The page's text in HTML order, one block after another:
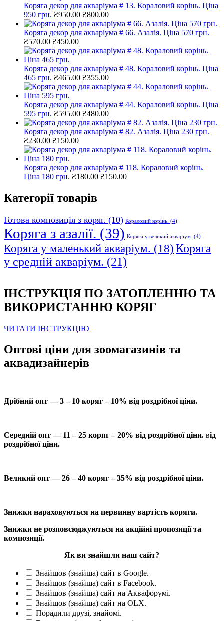
Коряга декор для акваріума # 13. Кораловий корінь. Ціна
950 грн. ₴950.00 Оригінальна
ціна:
₴950.00.
₴800.00Поточна
ціна:
₴800.00.
Коряга декор для акваріума # 66. Азалія. Ціна 570 грн.
₴570.00 Оригінальна
ціна:
₴570.00.
₴450.00Поточна
ціна:
Коряга декор для акваріума # 48. Кораловий корінь. Ціна
465 грн. ₴465.00 Оригінальна
ціна:
₴355.00Поточна
ціна:
Коряга декор для акваріума # 44. Кораловий корінь. Ціна
595 грн. ₴595.00 Оригінальна
ціна:
₴595.00.
₴480.00Поточна
ціна:
₴480.00.
Коряга декор для акваріума # 82. Азалія. Ціна 230 грн.
₴230.00 Оригінальна
ціна:
₴230.00.
₴150.00Поточна
ціна:
Коряга декор для акваріума # 118. Кораловий корінь.
Ціна 180 грн. ₴180.00 Оригінальна
₴150.00Поточна
Категорії товарів
Готова композиція з коряг. (10) Кораловий корінь. (4)
Коряга з азалії. (39) Коряга у великий акваріум. (4)
Коряга у маленький акваріум. (18) Коряга
у средній акваріум. (21)
ІНСТРУКЦІЯ ПО ЗАТОПЛЕННЮ ТА
ВИКОРИСТАННЮ КОРЯГ
ЧИТАТИ ІНСТРУКЦІЮ
Оптові ціни для зоомагазинів та
аквадизайнерів
Дрібний опт — 3 – 10 коряг – 10% від роздрібної ціни.
Середній опт — 11 – 25 коряг – 20% від роздрібної ціни. від
роздрібної ціни.
Великий опт — 26 – 40 коряг – 35% від роздрібної ціни.
Знижки нараховуються на первинну вартість коряги.
Знижки не розповсюджуються на акційні пропозиції та
композиції.
Як ви знайшли наш сайт?
Знайшов (знайша) сайт в Google.
Знайшов (знайша) сайт в Facebook.
Знайшов (знайша) сайт на Аквафорумі.
Знайшов (знайша) сайт на OLX.
Порадили друзі, знайомі.